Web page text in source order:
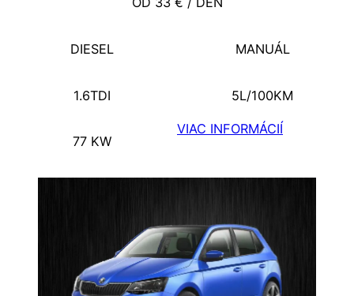
DIESEL MANUÁL
1.6TDI 5L/100KM
77 KW
VIAC INFORMÁCIÍ